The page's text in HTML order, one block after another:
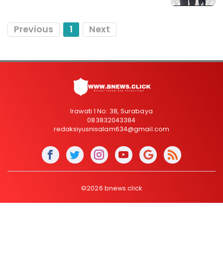
Previous 1 Next
Irawati 1 No: 38, Surabaya
083832043384
redaksiyusnisalam634@gmail.com
©2026 bnews.click